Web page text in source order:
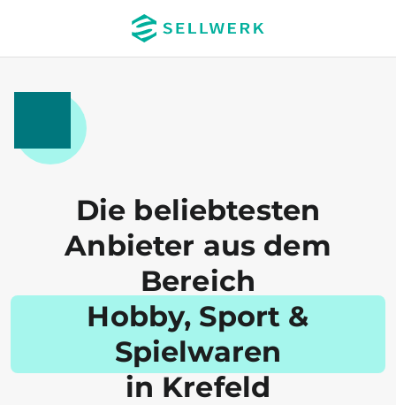
Die beliebtesten
Anbieter aus dem
Bereich
Hobby, Sport &
Spielwaren
in Krefeld